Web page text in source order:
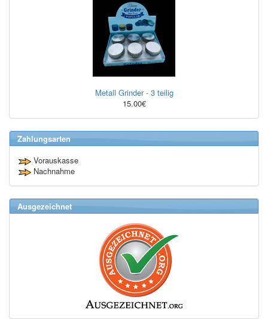
Metall Grinder - 3 teilig
15.00€
Zahlungsarten
Vorauskasse
Nachnahme
Ausgezeichnet